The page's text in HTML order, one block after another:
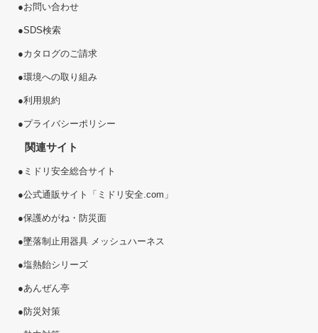
●お問い合わせ
●SDS検索
●カタログのご請求
●環境への取り組み
●利用規約
●プライバシーポリシー
関連サイト
● ミドリ安全総合サイト
●公式通販サイト「ミドリ安全.com」
●保護めがね・防災面
●墜落制止用器具 メッシュハーネス
●塩熱飴シリーズ
●あんぜん亭
●防災対策